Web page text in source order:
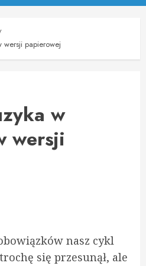
wersji papierowej
w
wersji
nasz cykl
się przesunął, ale